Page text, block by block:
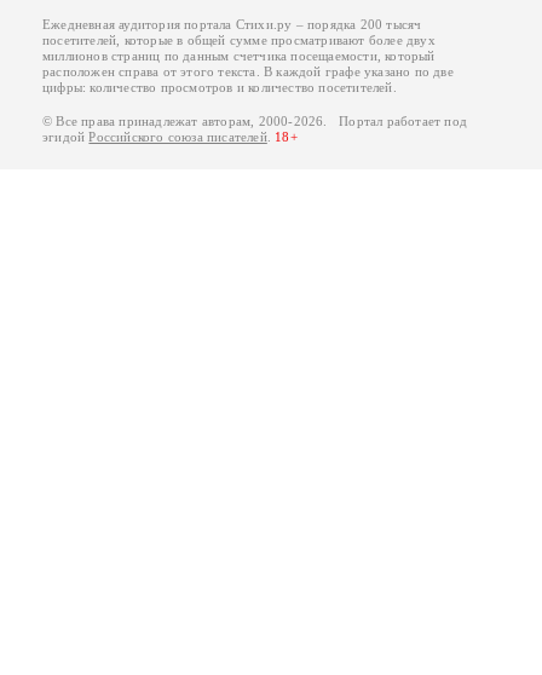
Ежедневная аудитория портала Стихи.ру – порядка 200 тысяч
посетителей, которые в общей сумме просматривают более двух
миллионов страниц по данным счетчика посещаемости, который
расположен справа от этого текста. В каждой графе указано по две
цифры: количество просмотров и количество посетителей.
© Все права принадлежат авторам, 2000-2026. Портал работает под
эгидойРоссийского союза писателей. 18+